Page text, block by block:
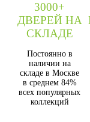
3000+
ДВЕРЕЙ НА
СКЛАДЕ
Постоянно в
наличии на
складе в Москве
в среднем 84%
всех популярных
коллекций